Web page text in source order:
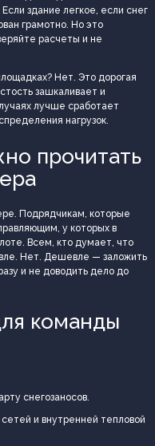
здание легкое, если снег
грамотно. Но это
расчеты и не
Нет. Это дорогая
зашкаливает и
лучше сработает
нагрузок.
прочитать
Подрядчикам, которые
у которых в
Всем, кто думает, что
Нет. Дешевле — заложить
и не доводить дело до
команды
снегозаносов.
и внутренней тепловой